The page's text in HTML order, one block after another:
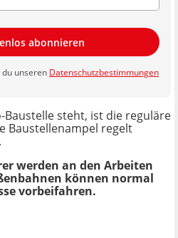
abonnieren
unseren Datenschutzbestimmungen
Baustelle steht, ist die reguläre
Baustellenampel regelt
werden an den Arbeiten
können normal
vorbeifahren.